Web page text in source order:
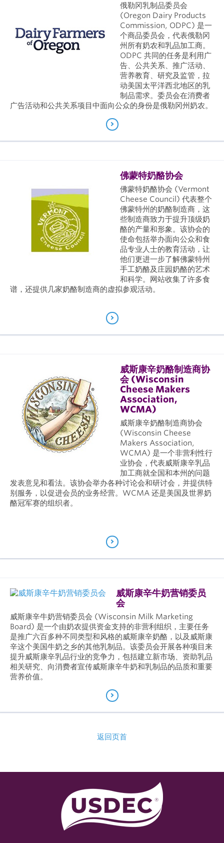
俄勒冈乳制品委员会
(Oregon Dairy Products
Commission, ODPC) 是一
个商品委员会，代表俄勒冈
州所有奶农和乳品加工商。
ODPC 共同的任务是利用广
告、公共关系、推广活动、
营养教育、研究及监管，拉
动美国太平洋西北地区的乳
制品需求。委员会在消费者
广告活动和公共关系项目中面向公众的身份是俄勒冈州奶农。
佛蒙特奶酪协会
佛蒙特奶酪协会 (Vermont
Cheese Council) 代表整个
佛蒙特州的奶酪制造商，这
些制造商致力于提升顶级奶
酪的产量和形象。该协会的
使命包括举办面向公众和食
品专业人士的教育活动，让
他们更进一步了解佛蒙特州
手工奶酪及庄园奶酪的艺术
和科学。网站收集了许多食
谱，还提供几家奶酪制造商的虚拟参观活动。
威斯康辛奶酪制造商协
会 (Wisconsin
Cheese Makers
Association,
WCMA)
威斯康辛奶酪制造商协会
(Wisconsin Cheese
Makers Association,
WCMA) 是一个非营利性行
业协会，代表威斯康辛乳品
加工商就全国和本州的问题
发表意见和看法。该协会举办各种讨论会和研讨会，并提供特
别服务，以促进会员的业务经营。WCMA 还是美国及世界奶
酪冠军赛的组织者。
威斯康辛牛奶营销委员
会
威斯康辛牛奶营销委员会 (Wisconsin Milk Marketing
Board) 是一个由奶农提供资金支持的非营利组织，主要任务
是推广六百多种不同类型和风格的威斯康辛奶酪，以及威斯康
辛这个美国牛奶之乡的其他乳制品。该委员会开展各种项目来
提升威斯康辛乳品行业的竞争力，包括建立新市场、资助乳品
相关研究、向消费者宣传威斯康辛牛奶和乳制品的品质和重要
营养价值。
返回页首